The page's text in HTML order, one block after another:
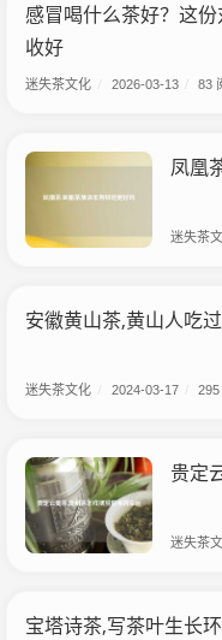
感冒喝什么茶好？这
收好
迷失茶文化 2026-03-13 83
凤凰
迷失茶
安徽黄山茶,黄山人吃
迷失茶文化 2024-03-17
贵定
迷失茶
宝塔诗茶,写茶叶生长